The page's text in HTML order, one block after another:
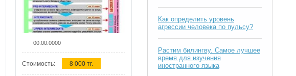
00.00.0000
Стоимость: 8 000 тг.
Как определить уровень
агрессии человека по пульсу?
Растим билингву. Самое лучшее
время для изучения
иностранного языка